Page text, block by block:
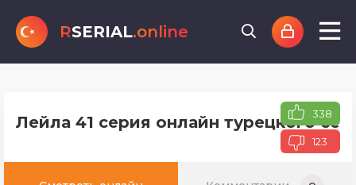
RSERIAL.online
Лейла 41 серия онлайн турецкого338
123